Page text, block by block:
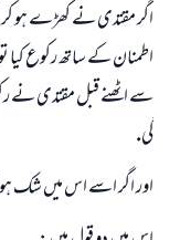
اگر مقتدى نے كھڑے ہو كر
اطمنان كے ساتھ ركوع كيا
سے اٹھنے قبل مقتدى نے
گى.
اور اگر اسے اس ميں شك ہو